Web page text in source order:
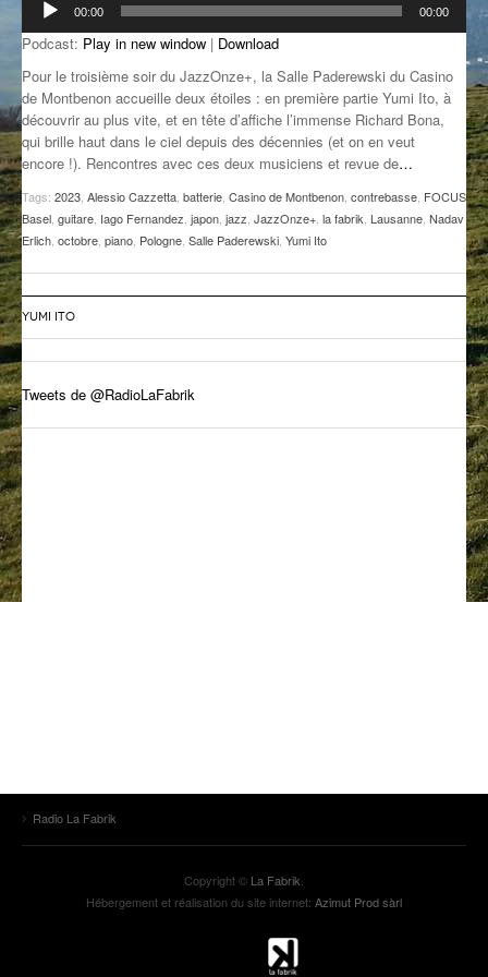
IL ÉTAIT UNE FOIS
L’ASTUCE DE LA PORTE EN BOIS
LA FABRIK POÉTIK
LA MINUTE LITTÉRAIRE
LA SOUTERRAINE
MUSIQUE DES ANTIPODES
NOS ANCIENS
THEME FORCE
audio
00:00 00:00
Podcast: Play in new window | Download
Pour le troisième soir du JazzOnze+, la Salle Paderewski du Casino
de Montbenon accueille deux étoiles : en première partie Yumi Ito, à
découvrir au plus vite, et en tête d’affiche l’immense Richard Bona,
qui brille haut dans le ciel depuis des décennies (et on en veut
encore !). Rencontres avec ces deux musiciens et revue de…
Tags: 2023 Alessio Cazzetta batterie Casino de Montbenon contrebasse FOCUS
Basel guitare Iago Fernandez japon jazz JazzOnze+ la fabrik Lausanne Nadav
Erlich octobre piano Pologne Salle Paderewski Yumi Ito
YUMI ITO
Tweets de @RadioLaFabrik
Radio La Fabrik
Copyright © La Fabrik
Hébergement et réalisation du site internet: Azimut Prod sàrl